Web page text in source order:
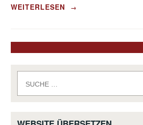
„STELLUNGNAHME
–
ABSCHLUSSPRÜFUNGEN
2020“
WEITERLESEN →
Beitragsnavigation
nach: